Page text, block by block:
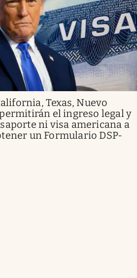
Texas, Nuevo
el ingreso legal y
ni visa americana a
un Formulario DSP-